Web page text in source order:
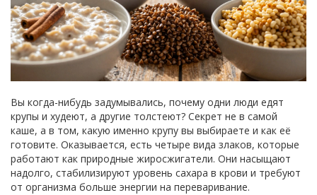
Вы когда-нибудь задумывались, почему одни люди едят
крупы и худеют, а другие толстеют? Секрет не в самой
каше, а в том, какую именно крупу вы выбираете и как её
готовите. Оказывается, есть четыре вида злаков, которые
работают как природные жиросжигатели. Они насыщают
надолго, стабилизируют уровень сахара в крови и требуют
от организма больше энергии на переваривание.